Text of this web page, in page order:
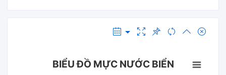
BIỂU ĐỒ MỰC NƯỚC BIỂN